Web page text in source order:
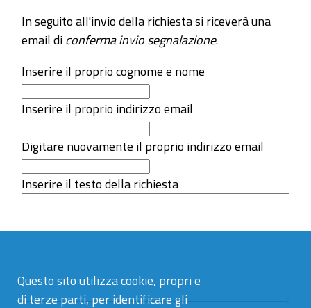
Questo sito utilizza cookie, propri e
di terze parti, per identificare gli
In seguito all'invio della richiesta si riceverà una
email diconferma invio segnalazione.
Inserire il proprio cognome e nome
Inserire il proprio indirizzo email
Digitare nuovamente il proprio indirizzo email
Inserire il testo della richiesta